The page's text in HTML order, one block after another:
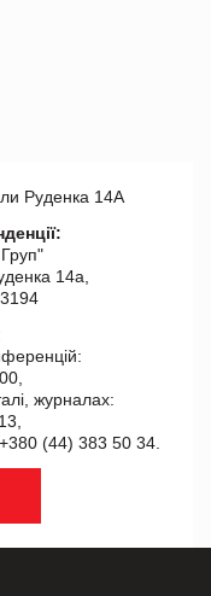
Руденка 14А
14а,
журналах:
(44) 383 50 34.